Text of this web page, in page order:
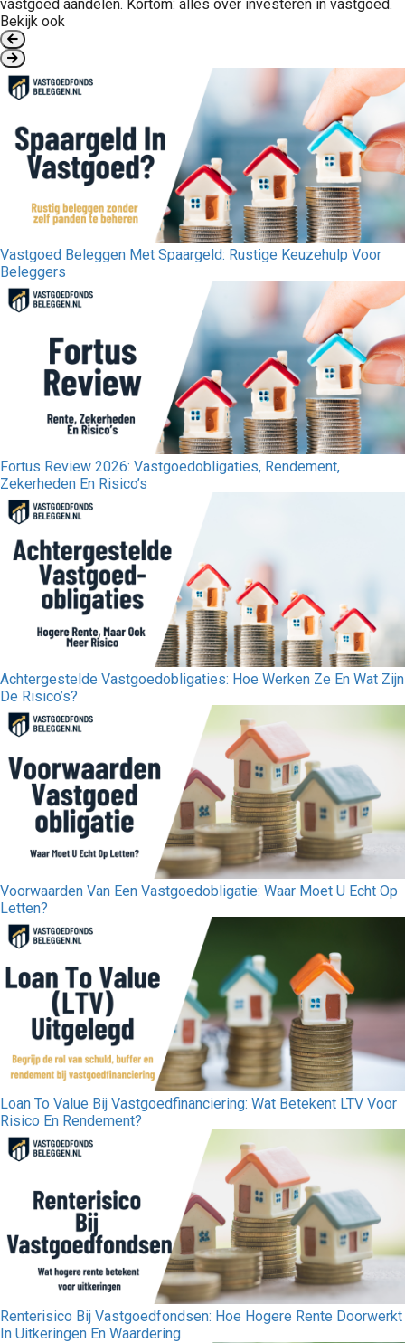
vastgoed aandelen. Kortom: alles over investeren in vastgoed.
Bekijk ook
Vastgoed Beleggen Met Spaargeld: Rustige Keuzehulp Voor
Beleggers
Fortus Review 2026: Vastgoedobligaties, Rendement,
Zekerheden En Risico’s
Achtergestelde Vastgoedobligaties: Hoe Werken Ze En Wat Zijn
De Risico’s?
Voorwaarden Van Een Vastgoedobligatie: Waar Moet U Echt Op
Letten?
Loan To Value Bij Vastgoedfinanciering: Wat Betekent LTV Voor
Risico En Rendement?
Renterisico Bij Vastgoedfondsen: Hoe Hogere Rente Doorwerkt
In Uitkeringen En Waardering